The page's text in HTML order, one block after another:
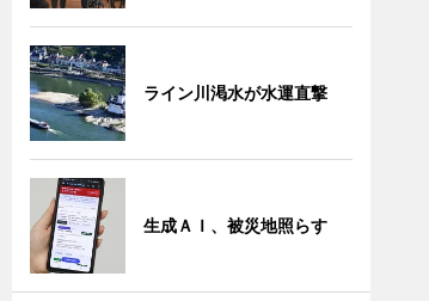
ライン川渇水が水運直撃
生成ＡＩ、被災地照らす